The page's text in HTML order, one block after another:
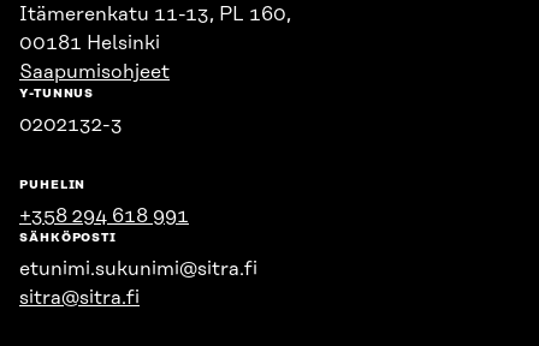
Itämerenkatu 11-13, PL 160,
00181 Helsinki
Saapumisohjeet
Y-TUNNUS
0202132-3
PUHELIN
+358 294 618 991
SÄHKÖPOSTI
etunimi.sukunimi@sitra.fi
sitra@sitra.fi